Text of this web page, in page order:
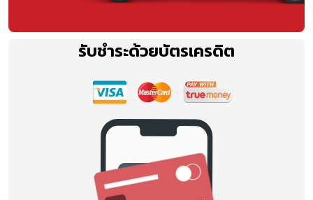
รับชำระด้วยบัตรเครดิต